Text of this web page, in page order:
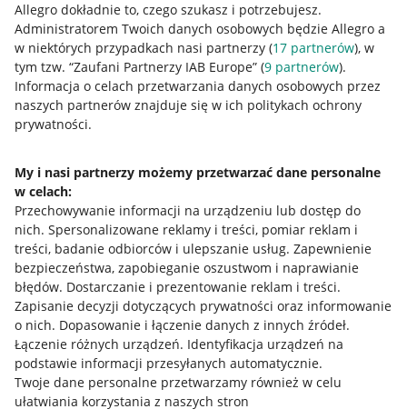
Allegro dokładnie to, czego szukasz i potrzebujesz.
Administratorem Twoich danych osobowych będzie Allegro a
w niektórych przypadkach nasi partnerzy (17 partnerów), w
tym tzw. “Zaufani Partnerzy IAB Europe” (9 partnerów).
Informacja o celach przetwarzania danych osobowych przez
naszych partnerów znajduje się w ich politykach ochrony
prywatności.
My i nasi partnerzy możemy przetwarzać dane personalne
w celach:
Przechowywanie informacji na urządzeniu lub dostęp do
nich. Spersonalizowane reklamy i treści, pomiar reklam i
treści, badanie odbiorców i ulepszanie usług. Zapewnienie
bezpieczeństwa, zapobieganie oszustwom i naprawianie
błędów. Dostarczanie i prezentowanie reklam i treści.
Zapisanie decyzji dotyczących prywatności oraz informowanie
o nich. Dopasowanie i łączenie danych z innych źródeł.
Łączenie różnych urządzeń. Identyfikacja urządzeń na
podstawie informacji przesyłanych automatycznie.
Twoje dane personalne przetwarzamy również w celu
ułatwiania korzystania z naszych stron
Nawigacja
Przydatne informacje
Jak to działa
Allegro Gadane dla sprzedających
Allegro Gadane dla kupujących
Mapa miejscowości
Informacje prawne
Regulamin
Polityka plików "cookies"
Ustawienia plików "cookies"